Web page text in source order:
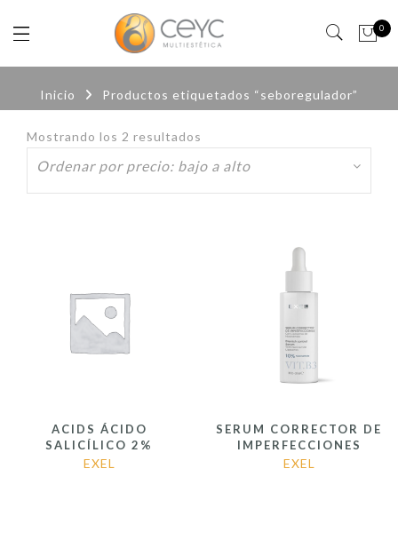
0
Inicio Productos etiquetados “seboregulador”
Mostrando los 2 resultados
Ordenado
por
precio:
ACIDS ÁCIDO
SALICÍLICO 2%
EXEL
SERUM CORRECTOR DE
IMPERFECCIONES
EXEL